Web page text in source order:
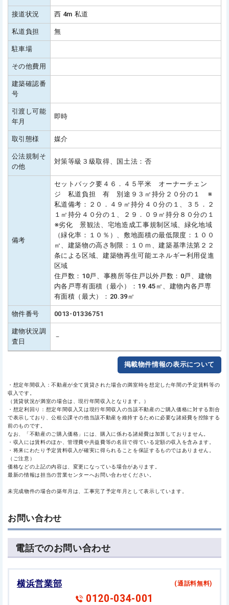
接道状況 西 4m 私道
私道負担 無
駐車場
その他費用
建築確認番
号
引渡し可能
年月
即時
取引態様 媒介
公法規制そ
の他
対策等級３級取得、国土法：否
備考
セットバック要４６．４５平米 オーナーチェン
ジ 私道負担 有 別途９３㎡持分２０分の１ ※
私道備考：２０．４９㎡持分４０分の１、３５．２
１㎡持分４０分の１、２９．０９㎡持分８０分の１
※劣化 景観法、宅地造成工事規制区域、緑化地域
（緑化率：１０％）、敷地面積の最低限度：１００
㎡、建築物の高さ制限：１０ｍ、建築基準法第２２
条による区域、建築物再生可能エネルギー利用促進
区域
住戸数：10戸、事務所等住戸以外戸数：0戸、建物
内各戸専有面積（最小）：19.45㎡、建物内各戸専
有面積（最大）：20.39㎡
物件番号 0013-01336751
建物状況調
査日
－
掲載物件情報の表示について
・想定年間収入：不動産が全て賃貸された場合の満室時を想定した年間の予定賃料等の
収入です。
（賃貸状況が満室の場合は、現行年間収入となります。）
・想定利回り：想定年間収入又は現行年間収入の当該不動産のご購入価格に対する割合
で表示しており、公租公課その他当該不動産を維持するために必要な諸経費を控除する
前のものです。
なお、「不動産のご購入価格」には、購入に係わる諸経費は加算しておりません。
・収入には賃料のほか、管理費や共益費等の名目で得ている定額の収入を含みます。
・将来にわたり予定賃料収入が確実に得られることを保証するものではありません。
（ご注意）
価格などの上記の内容は、変更になっている場合があります。
最新の情報は担当の営業センターへお問い合わせください。
未完成物件の場合の築年月は、工事完了予定年月として表示しています。
お問い合わせ
電話でのお問い合わせ
横浜営業部
0120-034-001
(通話料無料)